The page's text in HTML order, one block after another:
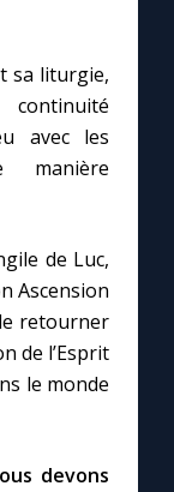
sa liturgie,
avec les
manière
de Luc,
Ascension
retourner
de l’Esprit
le monde
devons